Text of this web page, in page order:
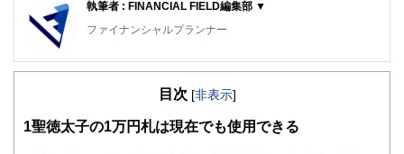
執筆者 : FINANCIAL FIELD編集部 ▼
ファイナンシャルプランナー
FinancialField編集部は、金融、経済に関する記事を、日々
知識がない方でも理解できるようわかりやすく発信していま
目次 [非表示]
1 聖徳太子の1万円札は現在でも使用できる